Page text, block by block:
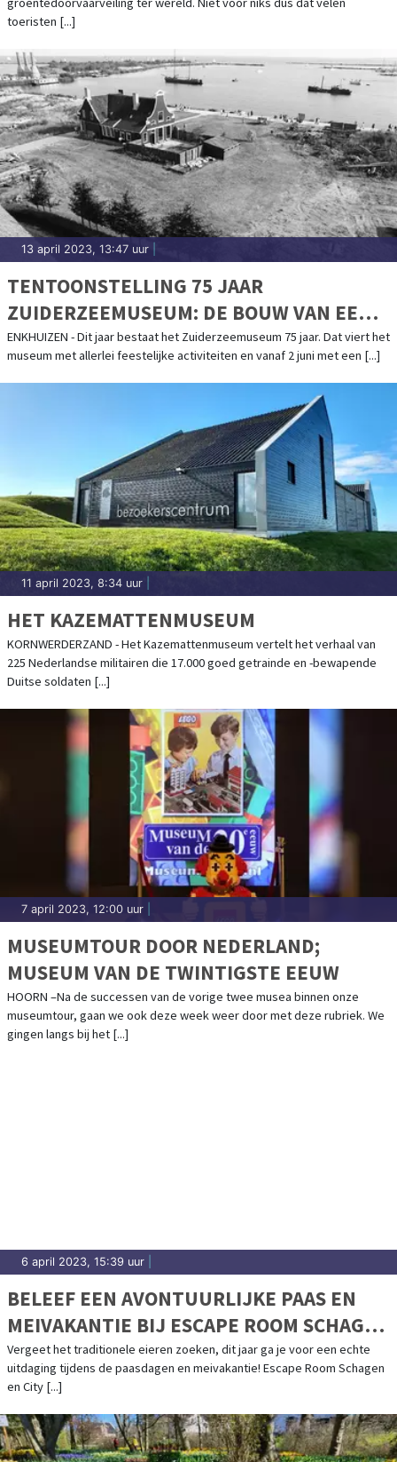
toeristen [...]
13 april 2023, 13:47 uur
TENTOONSTELLING 75 JAAR
ZUIDERZEEMUSEUM: DE BOUW VAN EEN
BUITENGEWOON BIJZONDER
MUSEUMDORP
ENKHUIZEN - Dit jaar bestaat het Zuiderzeemuseum 75 jaar. Dat viert het
museum met allerlei feestelijke activiteiten en vanaf 2 juni met een [...]
11 april 2023, 8:34 uur
HET KAZEMATTENMUSEUM
KORNWERDERZAND - Het Kazemattenmuseum vertelt het verhaal van
225 Nederlandse militairen die 17.000 goed getrainde en -bewapende
Duitse soldaten [...]
7 april 2023, 12:00 uur
MUSEUMTOUR DOOR NEDERLAND;
MUSEUM VAN DE TWINTIGSTE EEUW
HOORN –Na de successen van de vorige twee musea binnen onze
museumtour, gaan we ook deze week weer door met deze rubriek. We
gingen langs bij het [...]
6 april 2023, 15:39 uur
BELEEF EEN AVONTUURLIJKE PAAS EN
MEIVAKANTIE BIJ ESCAPE ROOM SCHAGEN
& CITY ADVENTURES!
Vergeet het traditionele eieren zoeken, dit jaar ga je voor een echte
uitdaging tijdens de paasdagen en meivakantie! Escape Room Schagen
en City [...]